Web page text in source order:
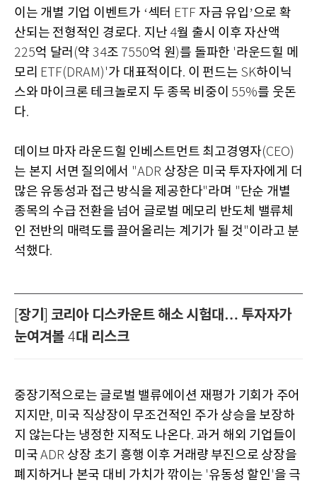
이는 개별 기업 이벤트가 ‘섹터 ETF 자금 유입’으로 확
산되는 전형적인 경로다. 지난 4월 출시 이후 자산액
225억 달러 (약 34조 7550억 원)를 돌파한 '라운드힐 메
모리 ETF(DRAM)'가 대표적이다. 이 펀드는 SK하이닉
스와 마이크론 테크놀로지 두 종목 비중이 55%를 웃돈
다.
데이브 마자 라운드힐 인베스트먼트 최고경영자(CEO)
는 본지 서면 질의에서 "ADR 상장은 미국 투자자에게 더
많은 유동성과 접근 방식을 제공한다"라며 "단순 개별
종목의 수급 전환을 넘어 글로벌 메모리 반도체 밸류체
인 전반의 매력도를 끌어올리는 계기가 될 것 "이라고 분
석했다.
장기
코리아 디스카운트 해소 시험대… 투자자가
눈여겨볼 4대 리스크
중장기적으로는 글로벌 밸류에이션 재평가 기회가 주어
지지만, 미국 직상장이 무조건적인 주가 상승을 보장하
지 않는다는 냉정한 지적도 나온다. 과거 해외 기업들이
미국ADR 상장 초기 흥행 이후 거래량 부진으로 상장을
폐지하거나 본국 대비 가치가 깎이는 '유동성 할인 '을 극